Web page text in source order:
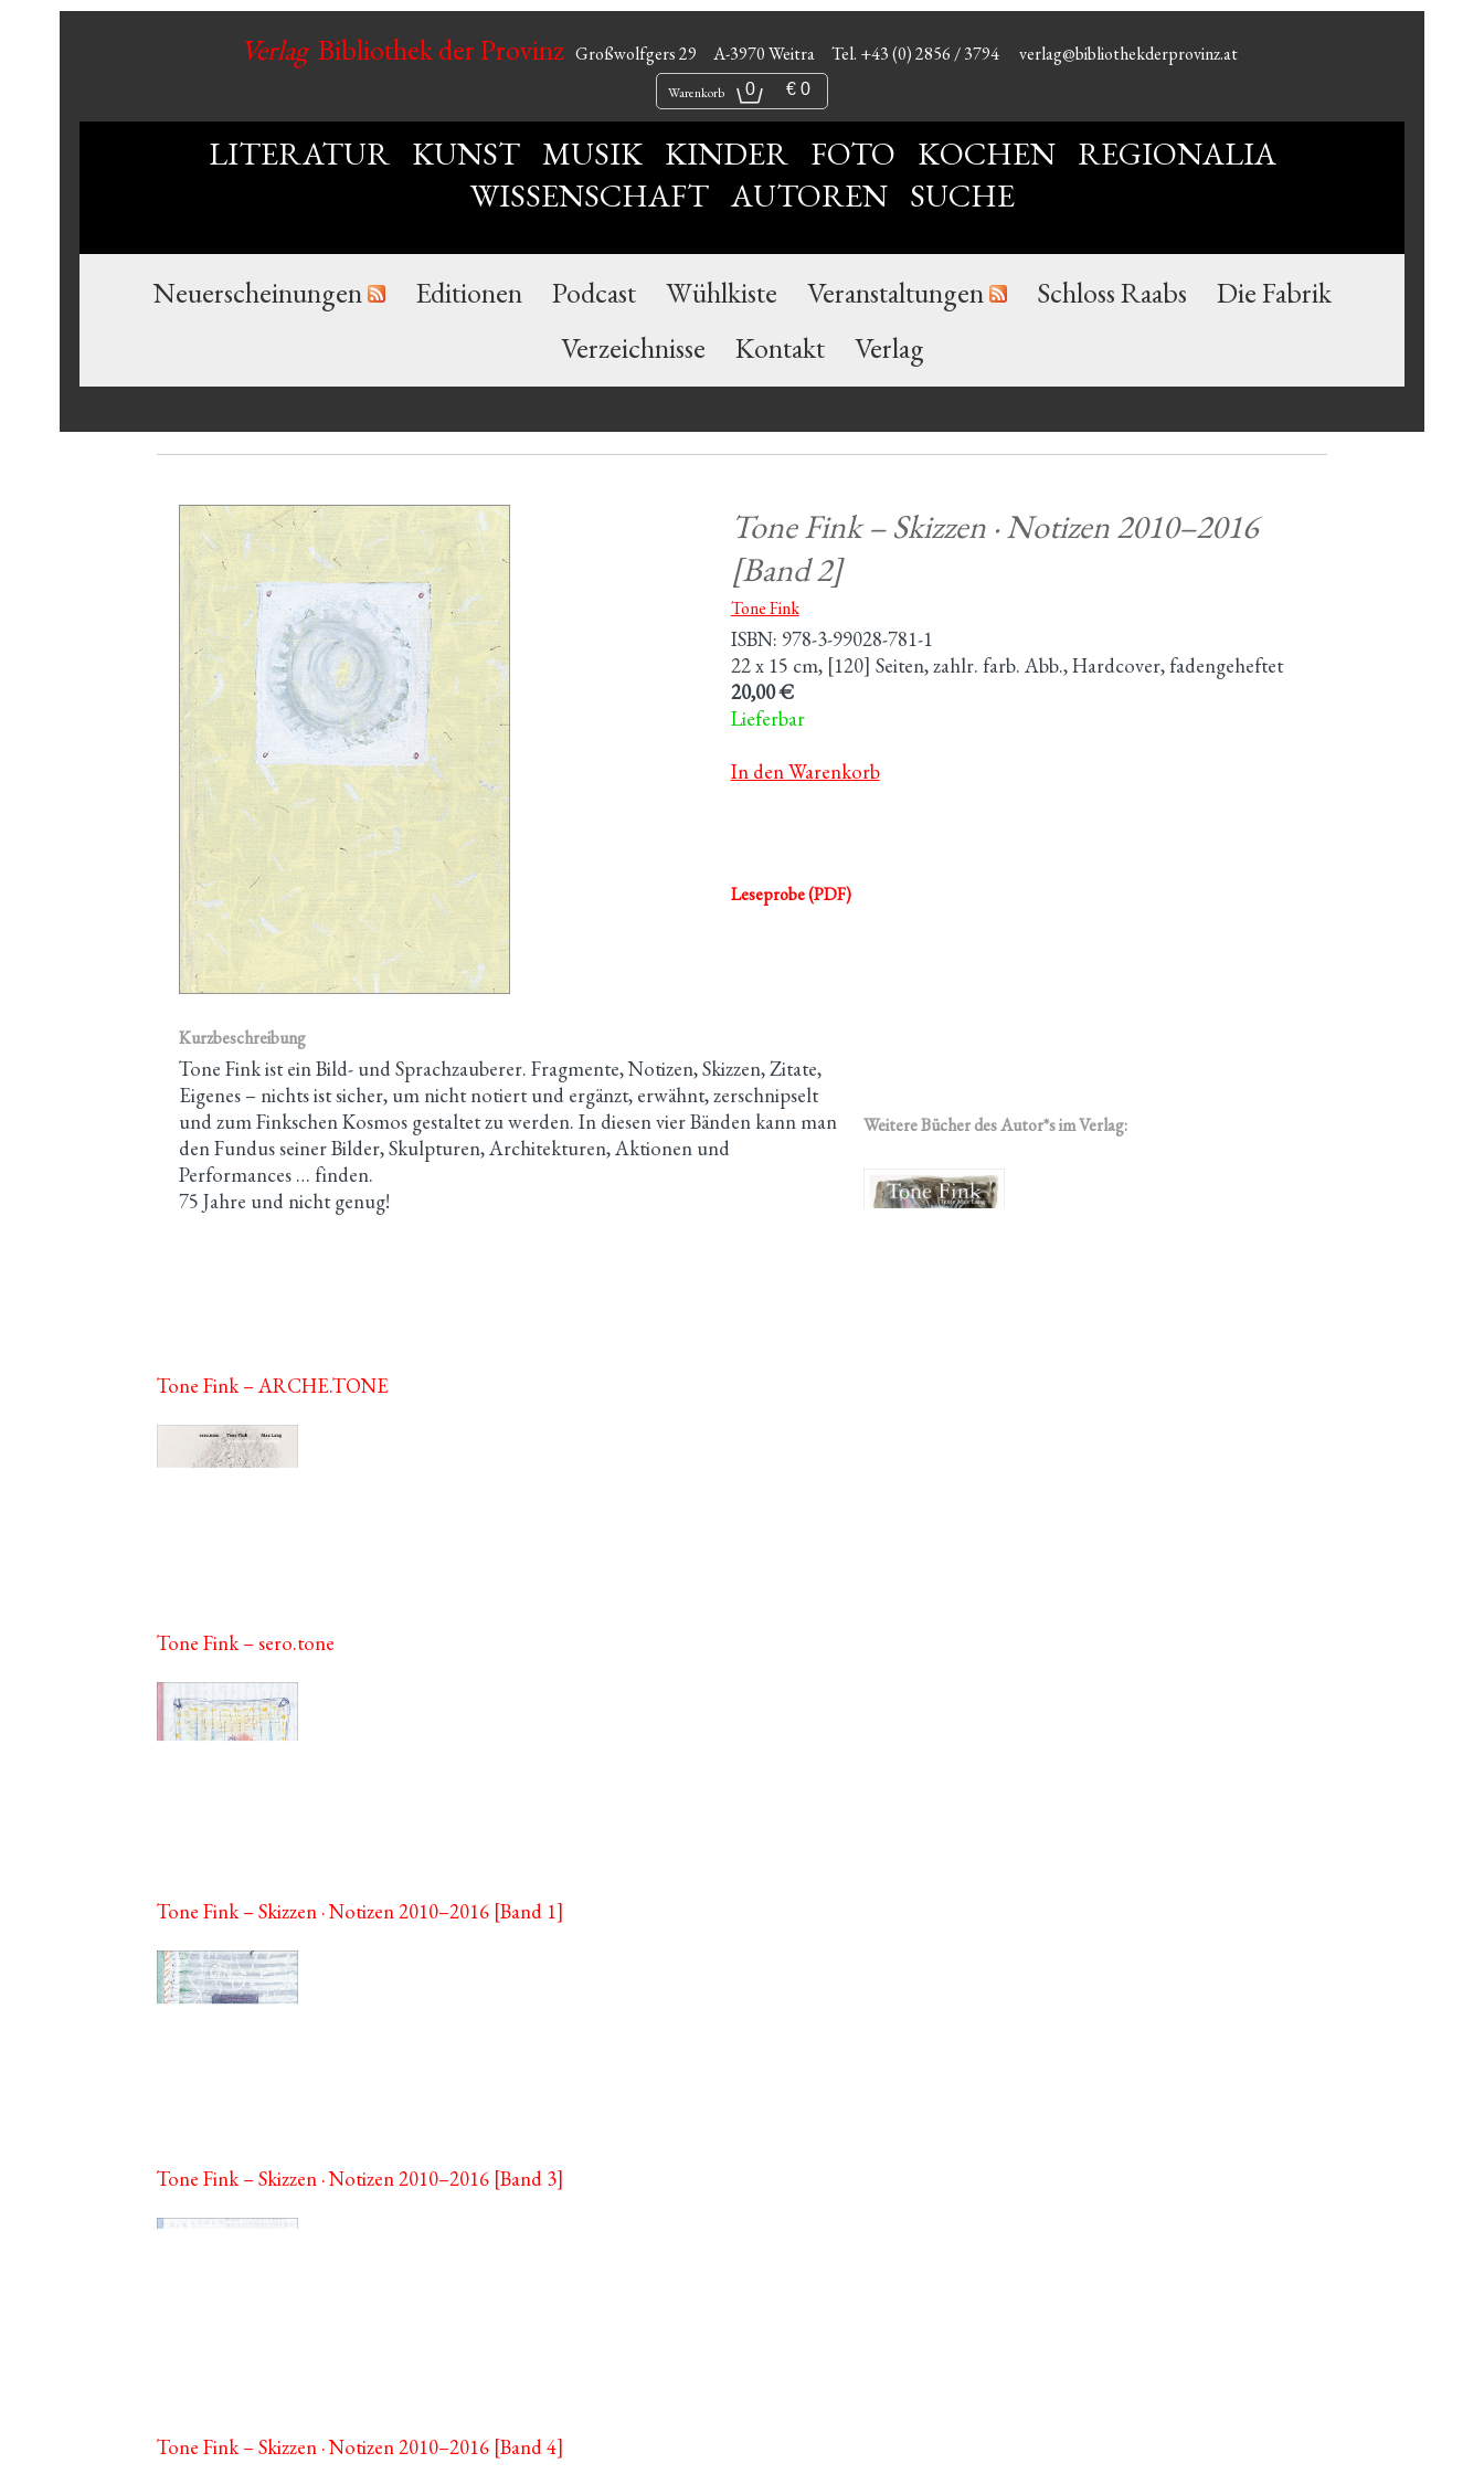
VerlagBibliothek der Provinz Großwolfgers 29 A-3970 Weitra Tel. +43 (0) 2856 / 3794 verlag@bibliothekderprovinz.at
Warenkorb 0 € 0
LITERATUR KUNST MUSIK KINDER FOTO KOCHEN REGIONALIA
WISSENSCHAFT AUTOREN SUCHE
Neuerscheinungen Editionen Podcast Wühlkiste Veranstaltungen Schloss Raabs
Die Fabrik
Verzeichnisse
Kontakt Verlag
Tone Fink – Skizzen · Notizen 2010–2016
[Band 2]
Tone Fink
ISBN: 978-3-99028-781-1
22 x 15 cm, [120] Seiten, zahlr. farb. Abb., Hardcover, fadengeheftet
20,00 €
Lieferbar
In den Warenkorb
Leseprobe (PDF)
Kurzbeschreibung
Tone Fink ist ein Bild- und Sprachzauberer. Fragmente, Notizen, Skizzen, Zitate,
Eigenes – nichts ist sicher, um nicht notiert und ergänzt, erwähnt, zerschnipselt
und zum Finkschen Kosmos gestaltet zu werden. In diesen vier Bänden kann man
den Fundus seiner Bilder, Skulpturen, Architekturen, Aktionen und
Performances … finden.
75 Jahre und nicht genug!
Weitere Bücher des Autor*s im Verlag:
Tone Fink – ARCHE.TONE
Tone Fink – sero.tone
Tone Fink – Skizzen · Notizen 2010–2016 [Band 1]
Tone Fink – Skizzen · Notizen 2010–2016 [Band 3]
Tone Fink – Skizzen · Notizen 2010–2016 [Band 4]